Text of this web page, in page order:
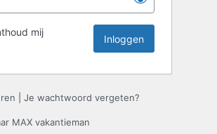
mij
Je wachtwoord vergeten?
MAX vakantieman